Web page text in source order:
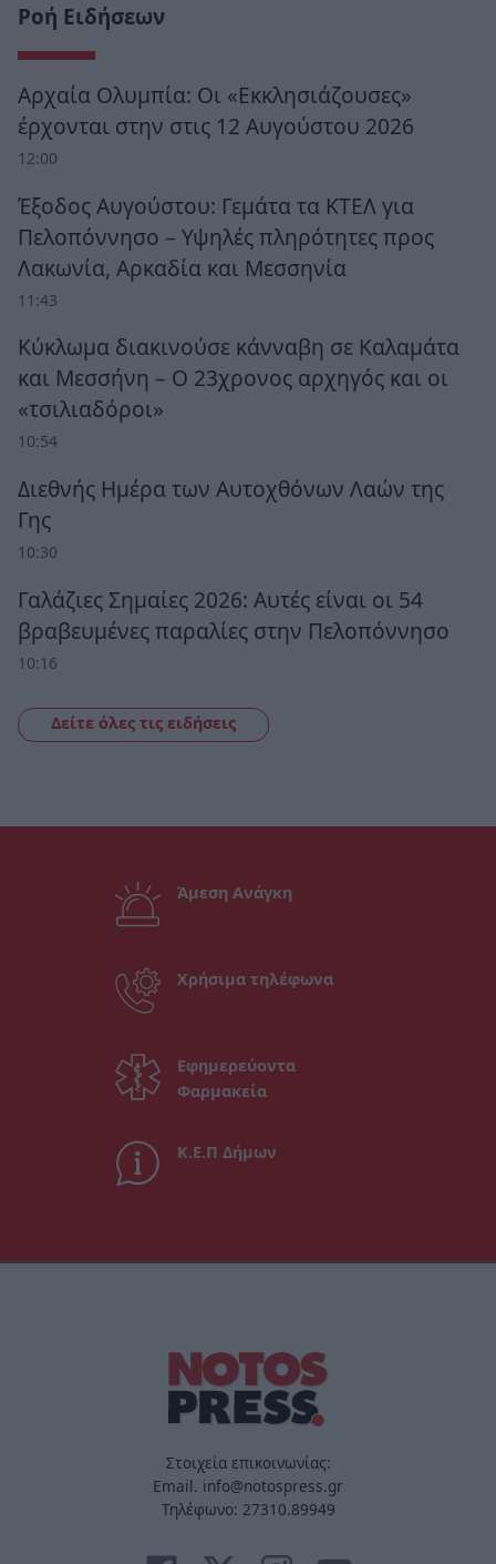
Ροή Ειδήσεων
Αρχαία Ολυμπία: Οι «Εκκλησιάζουσες»
έρχονται στην στις 12 Αυγούστου 2026
12:00
Έξοδος Αυγούστου: Γεμάτα τα ΚΤΕΛ για
Πελοπόννησο – Υψηλές πληρότητες προς
Λακωνία, Αρκαδία και Μεσσηνία
11:43
Κύκλωμα διακινούσε κάνναβη σε Καλαμάτα
και Μεσσήνη – Ο 23χρονος αρχηγός και οι
«τσιλιαδόροι»
10:54
Διεθνής Ημέρα των Αυτοχθόνων Λαών της
Γης
10:30
Γαλάζιες Σημαίες 2026: Αυτές είναι οι 54
βραβευμένες παραλίες στην Πελοπόννησο
10:16
Δείτε όλες τις ειδήσεις
Άμεση Ανάγκη
Χρήσιμα τηλέφωνα
Εφημερεύοντα
Φαρμακεία
Κ.Ε.Π Δήμων
Στοιχεία επικοινωνίας:
Email. info@notospress.gr
Τηλέφωνο: 27310.89949